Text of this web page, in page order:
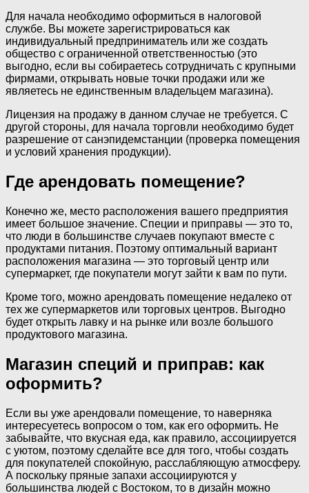
Для начала необходимо оформиться в налоговой
службе. Вы можете зарегистрироваться как
индивидуальный предприниматель или же создать
общество с ограниченной ответственностью (это
выгодно, если вы собираетесь сотрудничать с крупными
фирмами, открывать новые точки продажи или же
являетесь не единственным владельцем магазина).
Лицензия на продажу в данном случае не требуется. С
другой стороны, для начала торговли необходимо будет
разрешение от санэпидемстанции (проверка помещения
и условий хранения продукции).
Где арендовать помещение?
Конечно же, место расположения вашего предприятия
имеет большое значение. Специи и приправы — это то,
что люди в большинстве случаев покупают вместе с
продуктами питания. Поэтому оптимальный вариант
расположения магазина — это торговый центр или
супермаркет, где покупатели могут зайти к вам по пути.
Кроме того, можно арендовать помещение недалеко от
тех же супермаркетов или торговых центров. Выгодно
будет открыть лавку и на рынке или возле большого
продуктового магазина.
Магазин специй и приправ: как
оформить?
Если вы уже арендовали помещение, то наверняка
интересуетесь вопросом о том, как его оформить. Не
забывайте, что вкусная еда, как правило, ассоциируется
с уютом, поэтому сделайте все для того, чтобы создать
для покупателей спокойную, расслабляющую атмосферу.
А поскольку пряные запахи ассоциируются у
большинства людей с Востоком, то в дизайн можно